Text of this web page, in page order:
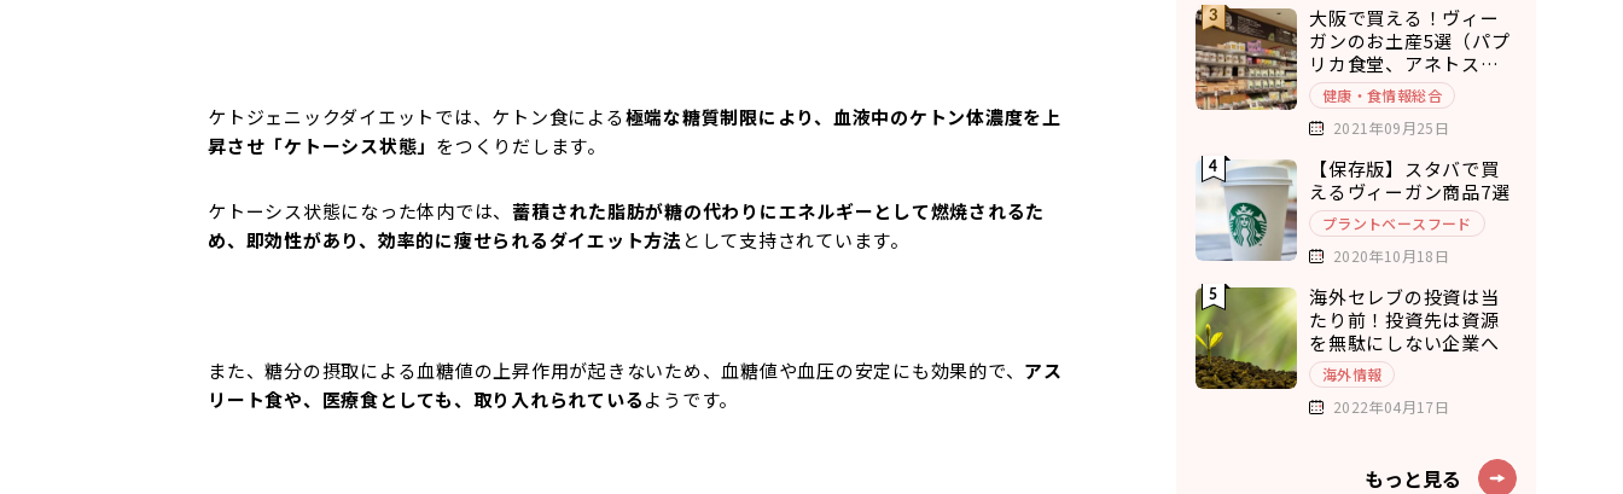
ケトジェニックダイエットでは、ケトン食による極端な糖質制限により、血液中のケトン体濃度を上
昇させ「ケトーシス状態」 をつくりだします。
ケトーシス状態になった体内では、 蓄積された脂肪が糖の代わりにエネルギーとして燃焼されるた
め、即効性があり、効率的に痩せられるダイエット方法 として支持されています。
また、糖分の摂取による血糖値の上昇作用が起きないため、血糖値や血圧の安定にも効果的で、 アス
リート食や、医療食としても、取り入れられているようです。
大阪で買える！ヴィー
ガンのお土産5選（パプ
リカ食堂、アネトス、
ひねもすぱん）
健康・食情報総合
2021年09月25日
【保存版】スタバで買
えるヴィーガン商品7選
プラントベースフード
2020年10月18日
海外セレブの投資は当
たり前！投資先は資源
を無駄にしない企業へ
海外情報
2022年04月17日
もっと見る